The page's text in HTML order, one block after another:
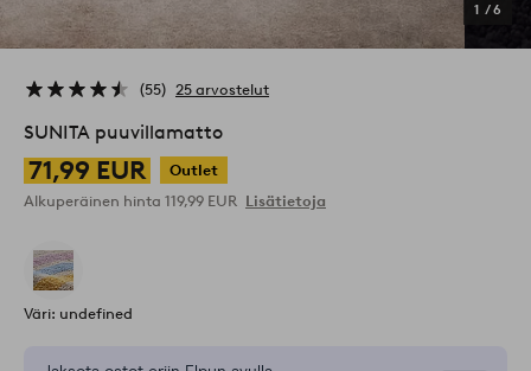
1 /6
55 25 arvostelut
SUNITA puuvillamatto
71,99 EUR
Outlet
Alkuperäinen hinta 119,99 EUR Lisätietoja
Väri: undefined